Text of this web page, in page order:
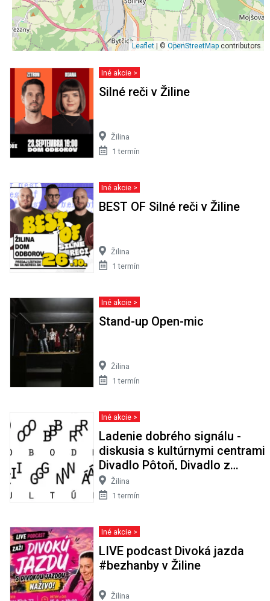
Leaflet | © OpenStreetMap contributors
Iné akcie >
Silné reči v Žiline
Žilina
1 termín
Iné akcie >
BEST OF Silné reči v Žiline
Žilina
1 termín
Iné akcie >
Stand-up Open-mic
Žilina
1 termín
Iné akcie >
Ladenie dobrého signálu -
diskusia s kultúrnymi centrami
Divadlo Pôtoň, Divadlo z
Pasáže, Wave a Bašta
Žilina
1 termín
Iné akcie >
LIVE podcast Divoká jazda
#bezhanby v Žiline
Žilina